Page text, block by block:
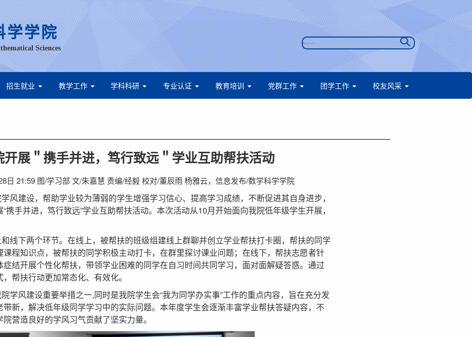
学学院
Sciences
招生就业 教学工作 学科科研 专业认证 教育培训 党群工作 团学工作 校友风采
开展＂携手并进，笃行致远＂学业互助帮扶活动
日 21:59 图/学习部 文/朱嘉慧 责编/经毅 校对/董辰雨 杨雅云，信息发布/数学科学学院
风建设，帮助学业较为薄弱的学生增强学习信心、提高学习成绩，不断促进其自身进步，
携手并进，笃行致远”学业互助帮扶活动。本次活动从10月开始面向我院低年级学生开展，
线下两个环节。在线上，被帮扶的班级组建线上群聊并创立学业帮扶打卡圈，帮扶的同学
程知识点，被帮扶的同学积极主动打卡，在群里探讨课业问题；在线下，帮扶志愿者针
症结开展个性化帮扶，带领学业困难的同学在自习时间共同学习，面对面解疑答惑。通过
帮扶行动更加常态化、有效化。
学风建设重要举措之一,同时是我院学生会“我为同学办实事”工作的重点内容，旨在充分发
新，解决低年级同学学习中的实际问题。本年度学生会逐渐丰富学业帮扶答疑内容，不
营造良好的学风习气贡献了坚实力量。